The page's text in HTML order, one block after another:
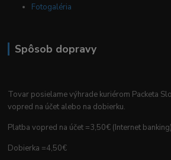
Fotogaléria
Spôsob dopravy
Tovar posielame výhrade kuriérom Packeta
vopred na účet alebo na dobierku.
Platba vopred na účet =3,50€ (Internet banking)
Dobierka =4,50€